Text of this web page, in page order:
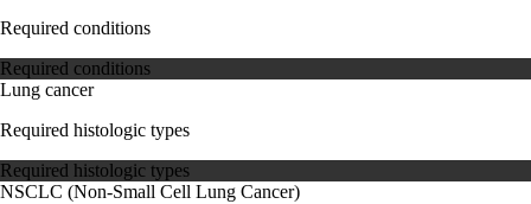
Required conditions
Required conditions
Lung cancer
Required histologic types
Required histologic types
NSCLC (Non-Small Cell Lung Cancer)